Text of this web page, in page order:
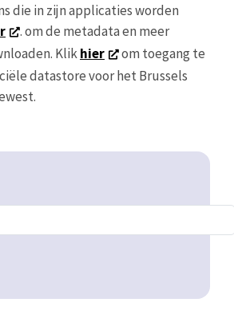
die in zijn applicaties worden
. om de metadata en meer
Klikhier
om toegang te
datastore voor het Brussels